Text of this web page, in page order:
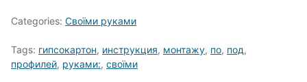
Categories: Своїми руками
Tags: гипсокартон, инструкция, монтажу, по, под,
профилей, руками:, своїми